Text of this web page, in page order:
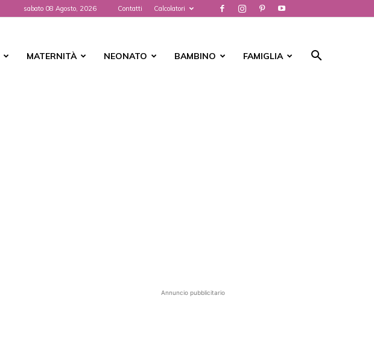
sabato 08 Agosto, 2026 Contatti Calcolatori
MATERNITÀ NEONATO BAMBINO FAMIGLIA
Annuncio pubblicitario